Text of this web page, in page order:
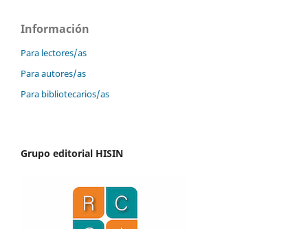
Información
Para lectores/as
Para autores/as
Para bibliotecarios/as
Grupo editorial HISIN